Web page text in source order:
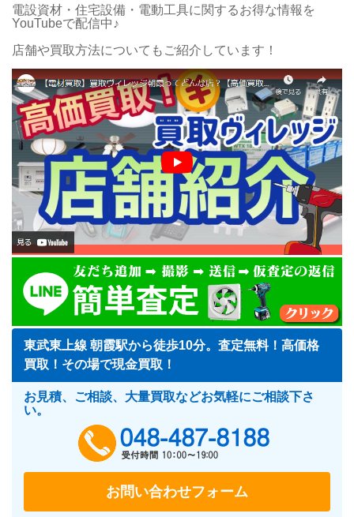
電設資材・住宅設備・電動工具に関するお得な情報を
YouTubeで配信中♪
店舗や買取方法についてもご紹介しています！
東武東上線 朝霞駅から徒歩10分。査定無料！高価格
買取！その場で現金買取！
お見積、ご相談、大量買取などお気軽にご相談下さ
い。
お問い合わせフォーム